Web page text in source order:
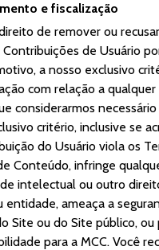
e fiscalização
de remover ou
Contribuições de Usuário
a nosso exclusivo
com relação a
considerarmos
critério, inclusive se
do Usuário viola os
Conteúdo, infringe
intelectual ou outro
entidade, ameaça a
Site ou do Site público, ou
para a MCC. Você